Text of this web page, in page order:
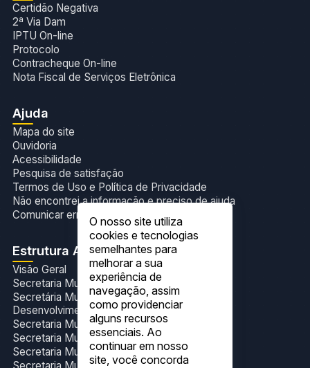
Certidão Negativa
2ª Via Dam
IPTU On-line
Protocolo
Contracheque On-line
Nota Fiscal de Serviços Eletrônica
Ajuda
Mapa do site
Ouvidoria
Acessibilidade
Pesquisa de satisfação
Termos de Uso e Política de Privacidade
Não encontrei a informação e preciso de ajuda
Comunicar erros no site
Estrutura Administrativa
Visão Geral
Secretaria Municipal de Administração
Secretária Municipal de Agricultura,Pecuária e
Desenvolvimento Sustentável
Secretaria Municipal de Assistência Social
Secretaria Municipal de Assuntos Indígenas
Secretaria Municipal de Educação
O nosso site utiliza
cookies e tecnologias
semelhantes para
melhorar a sua
experiência de
navegação, assim
como providenciar
alguns recursos
essenciais. Ao
continuar em nosso
site, você concorda